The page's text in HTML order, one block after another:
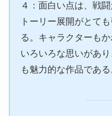
４：面白い点は、戦
トーリー展開がとて
る。キャラクターも
いろいろな思いがあ
も魅力的な作品である